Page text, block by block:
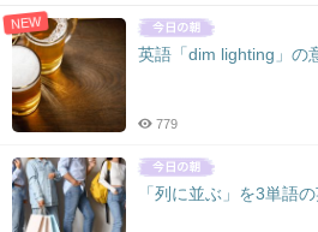
NEW
英語「dim lighting」の
779
「列に並ぶ」を3単語